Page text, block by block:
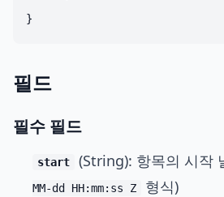
필드
필수 필드
start (String): 항목의 시작
MM-dd HH:mm:ss Z
형식)